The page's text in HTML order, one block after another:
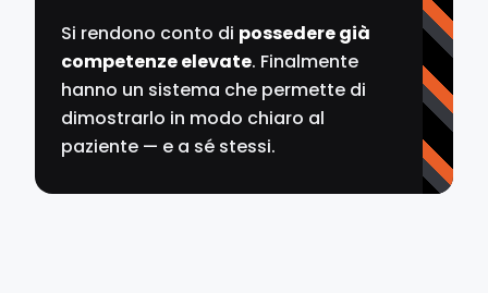
Si rendono conto di possedere già
competenze elevate. Finalmente
hanno un sistema che permette di
dimostrarlo in modo chiaro al
paziente — e a sé stessi.